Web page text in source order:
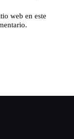
web en este